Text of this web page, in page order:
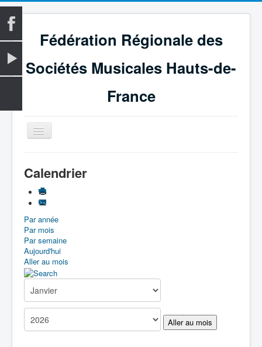
Fédération Régionale des
Sociétés Musicales Hauts-de-
France
Basculer
la
La Fédération
Vie fédérale
Examens
Le Magazine
Les Médailles
Boîte à Outils
Contact
Calendrier
Par année
Par mois
Par semaine
Aujourd'hui
Aller au mois
Aller au mois